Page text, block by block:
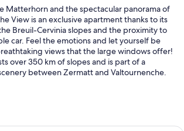
Matterhorn and the spectacular panorama of
View is an exclusive apartment thanks to its
Breuil-Cervinia slopes and the proximity to
car. Feel the emotions and let yourself be
views that the large windows offer!
over 350 km of slopes and is part of a
between Zermatt and Valtournenche.
and living areas. Among the most important